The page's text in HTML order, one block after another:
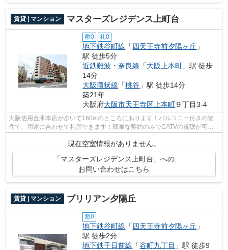
賃貸 | マンション マスターズレジデンス上町台
敷0 礼0
地下鉄谷町線 「四天王寺前夕陽ヶ丘 」
駅 徒歩5分
近鉄難波・奈良線 「大阪上本町 」駅 徒歩
14分
大阪環状線 「桃谷 」駅 徒歩14分
築21年
大阪府大阪市天王寺区 上本町９丁目3-4
大阪信用金庫本店が歩いて160mのところにあります！バルコニー付きの物
件で、用途に合わせて利用できます！簡単な契約のみでCATVの視聴が可能
現在空室情報がありません。
「マスターズレジデンス上町台」への
お問い合わせはこちら
賃貸 | マンション ブリリアン夕陽丘
敷0
地下鉄谷町線 「四天王寺前夕陽ヶ丘 」
駅 徒歩2分
地下鉄千日前線 「谷町九丁目 」駅 徒歩9